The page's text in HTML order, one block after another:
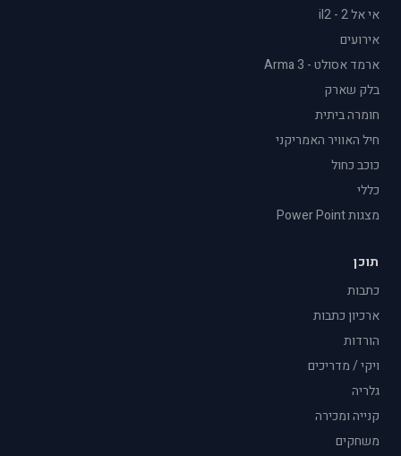
אי אל 2 - il2
אירועים
ארמד אסולט - Arma 3
בלק שארק
חומרה ביתית
חיל האוויר האמריקני
כוכב כחול
כללי
מצגות Power Point
תוכן
כתבות
ארכיון כתבות
הורדות
ויקי / מדריכים
גלריה
קנייה ומכירה
משחקים